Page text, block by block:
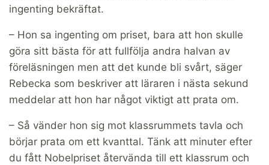
ingenting bekräftat.
– Hon sa ingenting om priset, bara att hon skulle
göra sitt bästa för att fullfölja andra halvan av
föreläsningen men att det kunde bli svårt, säger
Rebecka som beskriver att läraren i nästa sekund
meddelar att hon har något viktigt att prata om.
– Så vänder hon sig mot klassrummets tavla och
börjar prata om ett kvanttal. Tänk att minuter efter
du fått Nobelpriset återvända till ett klassrum och